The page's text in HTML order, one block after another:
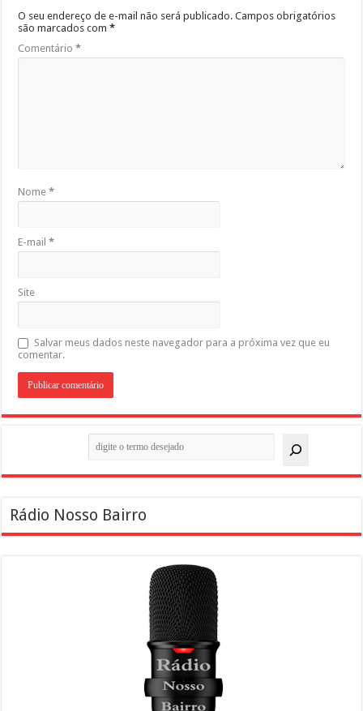
O seu endereço de e-mail não será publicado. Campos obrigatórios
são marcados com*
Comentário*
Nome*
E-mail*
Site
Salvar meus dados neste navegador para a próxima vez que eu
comentar.
Rádio Nosso Bairro